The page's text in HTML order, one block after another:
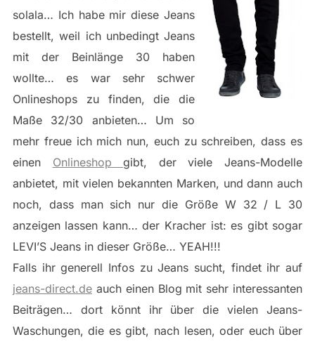
solala… Ich habe mir diese Jeans
bestellt, weil ich unbedingt Jeans
mit der Beinlänge 30 haben
wollte… es war sehr schwer
Onlineshops zu finden, die die
Maße 32/30 anbieten… Um so
mehr freue ich mich nun, euch zu schreiben, dass es
einen Onlineshopgibt, der viele Jeans-Modelle
anbietet, mit vielen bekannten Marken, und dann auch
noch, dass man sich nur die Größe W 32 / L 30
anzeigen lassen kann… der Kracher ist: es gibt sogar
LEVI’S Jeans in dieser Größe… YEAH!!!
Falls ihr generell Infos zu Jeans sucht, findet ihr auf
jeans-direct.deauch einen Blog mit sehr interessanten
Beiträgen… dort könnt ihr über die vielen Jeans-
Waschungen, die es gibt, nach lesen, oder euch über